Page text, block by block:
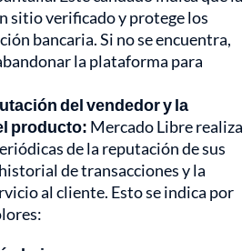
sitio verificado y protege los
bancaria. Si no se encuentra,
la plataforma para
del vendedor y la
producto: Mercado Libre realiza
de la reputación de sus
de transacciones y la
al cliente. Esto se indica por